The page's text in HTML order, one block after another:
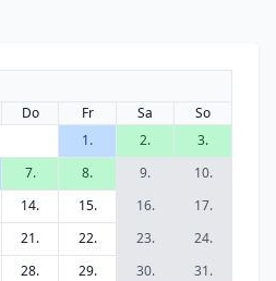
Do Fr Sa
So
1.
2.
3.
7. 8. 9.
10.
14. 15. 16.
17.
21. 22. 23.
24.
28. 29. 30. 31.